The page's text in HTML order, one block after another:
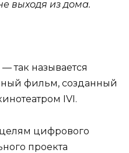
выходя из дома.
так называется
фильм, созданный
IVI.
цифрового
проекта